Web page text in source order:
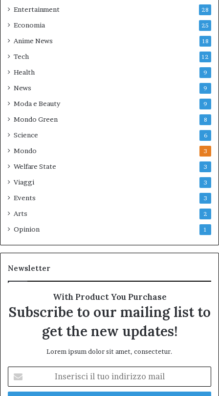
Entertainment 28
Economia 25
Anime News 18
Tech 12
Health 9
News 9
Moda e Beauty 9
Mondo Green 8
Science 6
Mondo 3
Welfare State 3
Viaggi 3
Events 3
Arts 2
Opinion 1
Newsletter
With Product You Purchase
Subscribe to our mailing list to
get the new updates!
Lorem ipsum dolor sit amet, consectetur.
tuo